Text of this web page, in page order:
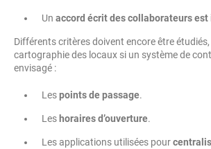
Un accord écrit des collaborateurs
Différents critères doivent encore être
cartographie des locaux si un système de
envisagé :
Lespoints de passage.
Les horaires d’ouverture.
Les applications utilisées pour